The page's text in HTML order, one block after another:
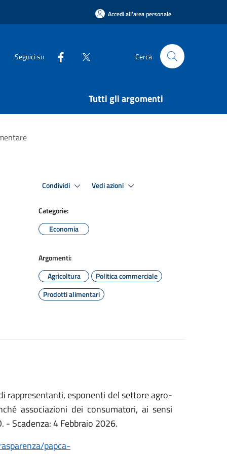
Accedi all'area personale
Seguici su Cerca
Tutti gli argomenti
Condividi Vedi azioni
Categorie:
Economia
Argomenti:
Agricoltura
Politica commerciale
Prodotti alimentari
rappresentanti, esponenti del settore agro-
associazioni dei consumatori, ai sensi
- Scadenza: 4 Febbraio 2026.
papca-